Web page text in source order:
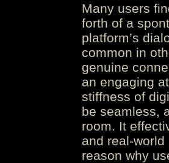
Many users
forth of a
platform’s
common in
genuine
an engaging
stiffness of
be seamless,
room. It
and real-
reason why